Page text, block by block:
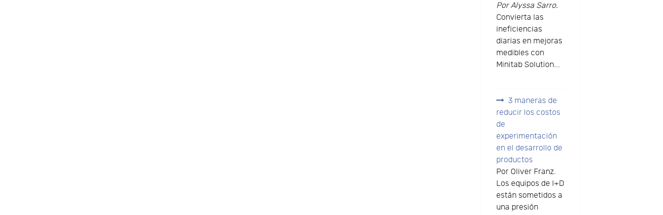
Por Alyssa Sarro.
Convierta las
ineficiencias
diarias en mejoras
medibles con
Minitab Solution...
3 maneras de
reducir los costos
de
experimentación
en el desarrollo de
productos
Por Oliver Franz.
Los equipos de I+D
están sometidos a
una presión